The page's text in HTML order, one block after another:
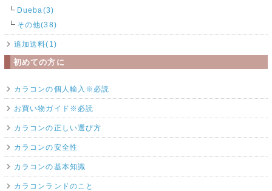
Dueba(3)
その他(38)
追加送料(1)
初めての方に
カラコンの個人輸入※必読
お買い物ガイド※必読
カラコンの正しい選び方
カラコンの安全性
カラコンの基本知識
カラコンランドのこと